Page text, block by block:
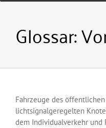
Glossar:
Fahrzeuge des
lichtsignalgeregelten
dem Individualverkehr und